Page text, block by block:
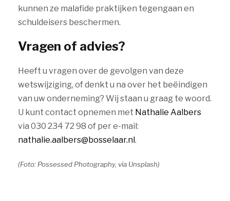
kunnen ze malafide praktijken tegengaan en
schuldeisers beschermen.
Vragen of advies?
Heeft u vragen over de gevolgen van deze
wetswijziging, of denkt u na over het beëindigen
van uw onderneming? Wij staan u graag te woord.
U kunt contact opnemen met Nathalie Aalbers
via 030 234 72 98 of per e-mail:
nathalie.aalbers@bosselaar.nl.
(Foto: Possessed Photography, via Unsplash)